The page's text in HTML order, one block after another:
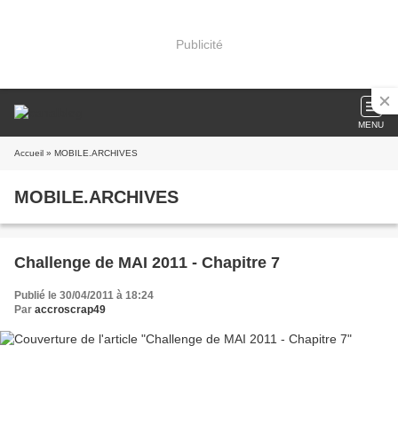
Publicité
MENU
Accueil » MOBILE.ARCHIVES
MOBILE.ARCHIVES
Challenge de MAI 2011 - Chapitre 7
Publié le 30/04/2011 à 18:24
Par accroscrap49